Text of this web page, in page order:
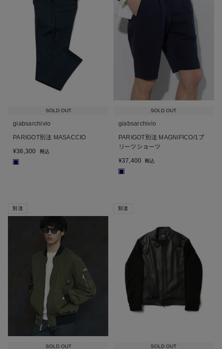
SOLD OUT
giabsarchivio
PARIGOT別注 MASACCIO
¥36,300 税込
■
SOLD OUT
giabsarchivio
PARIGOT別注 MAGNIFICO/1プ
リーツショーツ
¥37,400 税込
■
SOLD OUT
別注
SOLD OUT
別注